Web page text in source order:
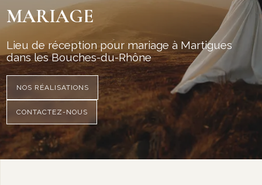
MARIAGE
Lieu de réception pour mariage à Martigues
dans les Bouches-du-Rhône
NOS RÉALISATIONS
CONTACTEZ-NOUS